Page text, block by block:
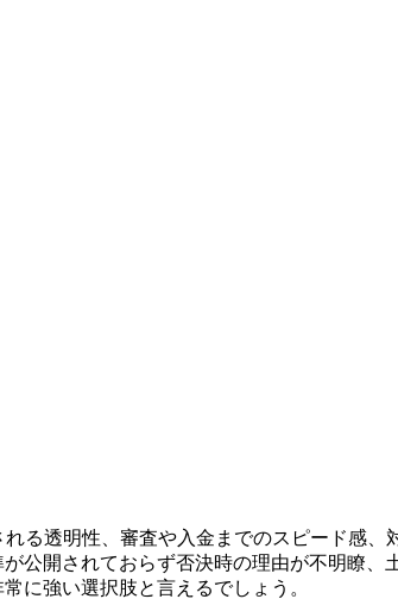
る透明性、審査や入金までのスピード感、
公開されておらず否決時の理由が不明瞭、
に強い選択肢と言えるでしょう。